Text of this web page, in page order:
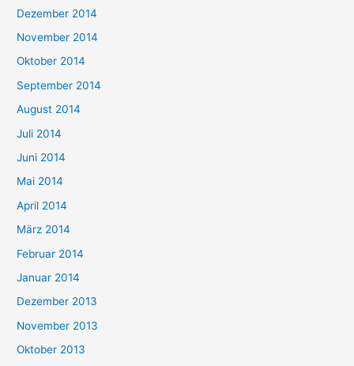
Dezember 2014
November 2014
Oktober 2014
September 2014
August 2014
Juli 2014
Juni 2014
Mai 2014
April 2014
März 2014
Februar 2014
Januar 2014
Dezember 2013
November 2013
Oktober 2013